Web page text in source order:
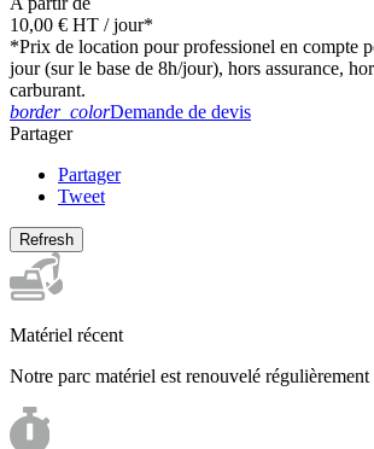
10,00 € HT / jour*
*Prix de location pour professionel en compte
jour (sur le base de 8h/jour), hors assurance,
carburant.
border_colorDemande de devis
Partager
Partager
Tweet
Matériel récent
Notre parc matériel est renouvelé régulièrement